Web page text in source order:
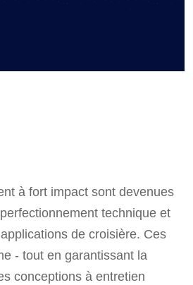
à fort impact sont devenues
technique et
de croisière. Ces
- tout en garantissant la
conceptions à entretien